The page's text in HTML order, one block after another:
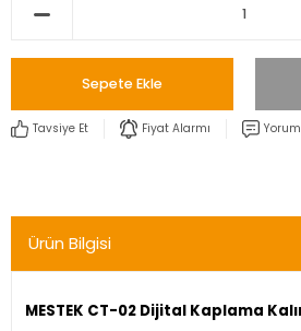
Sepete Ekle
Tavsiye Et Fiyat Alarmı
Ürün Bilgisi
MESTEK CT-02 Dijital Kaplama